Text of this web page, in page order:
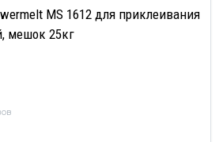
MS 1612 для приклеивания
мешок 25кг